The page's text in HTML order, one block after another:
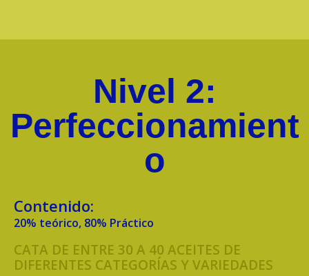
Nivel 2:
Perfeccionamient
o
Contenido:
20% teórico, 80% Práctico
CATA DE ENTRE 30 A 40 ACEITES DE
DIFERENTES CATEGORÍAS Y VARIEDADES